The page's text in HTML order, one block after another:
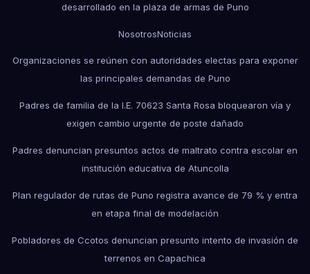
desarrollado en la plaza de armas de Puno
NosotrosNoticias
Organizaciones se reúnen con autoridades electas para exponer
las principales demandas de Puno
Padres de familia de la I.E. 70623 Santa Rosa bloquearon vía y
exigen cambio urgente de poste dañado
Padres denuncian presuntos actos de maltrato contra escolar en
institución educativa de Atuncolla
Plan regulador de rutas de Puno registra avance de 79 % y entra
en etapa final de modelación
Pobladores de Ccotos denuncian presunto intento de invasión de
terrenos en Capachica